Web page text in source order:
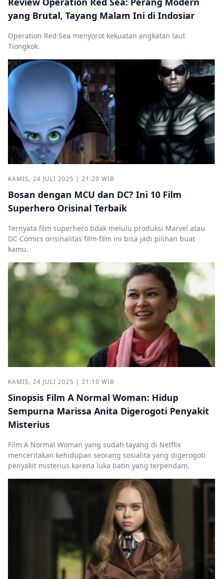
yang Brutal, Tayang Malam Ini di Indosiar
Operation Red Sea menyorot kekuatan angkatan laut
Tiongkok.
KAMIS, 24 JULI 2025 | 21:20 WIB
Bosan dengan MCU dan DC? Ini 10 Film
Superhero Orisinal Terbaik
Ternyata film superhero tidak melulu produksi Marvel atau
DC Comics orisinalitas film-film ini bisa jadi pilihan buat
kamu.
KAMIS, 24 JULI 2025 | 21:10 WIB
Sinopsis Film A Normal Woman: Hidup
Sempurna Marissa Anita Digerogoti Penyakit
Misterius
Film A Normal Woman yang sudah tayang di Netflix
menceritakan kehidupan seorang sosialita yang digerogoti
penyakit misterius karena luka batin yang terpendam.